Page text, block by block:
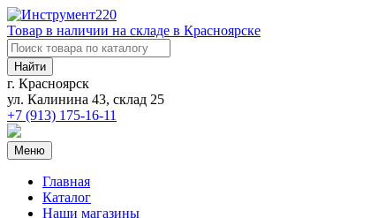
Товар в наличии на складе в Красноярске
Найти
г. Красноярск
ул. Калинина 43, склад 25
+7 (913) 175-16-11
Меню
Главная
Каталог
Наши магазины